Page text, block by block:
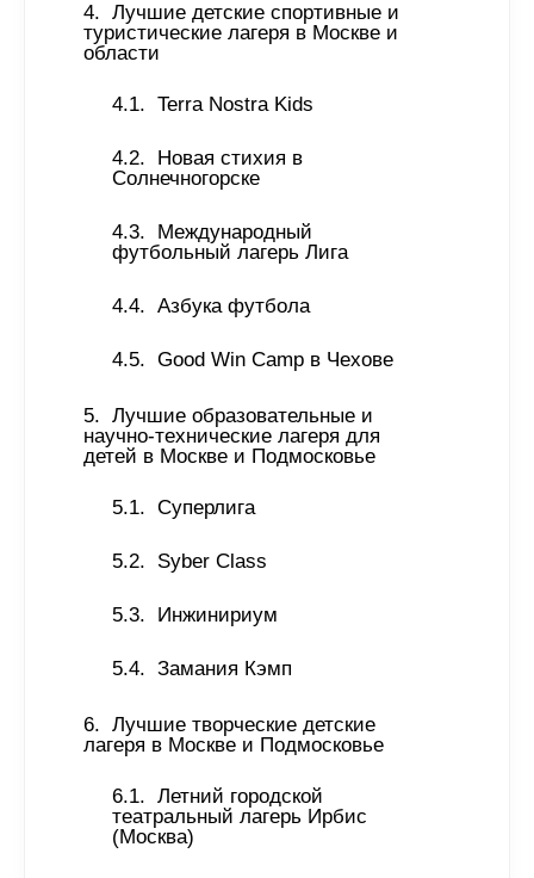
Лучшие детские спортивные и
туристические лагеря в Москве и
области
Terra Nostra Kids
Новая стихия в
Солнечногорске
Международный
футбольный лагерь Лига
Азбука футбола
Good Win Camp в Чехове
Лучшие образовательные и
научно-технические лагеря для
детей в Москве и Подмосковье
Суперлига
Syber Class
Инжинириум
Замания Кэмп
Лучшие творческие детские
лагеря в Москве и Подмосковье
Летний городской
театральный лагерь Ирбис
(Москва)